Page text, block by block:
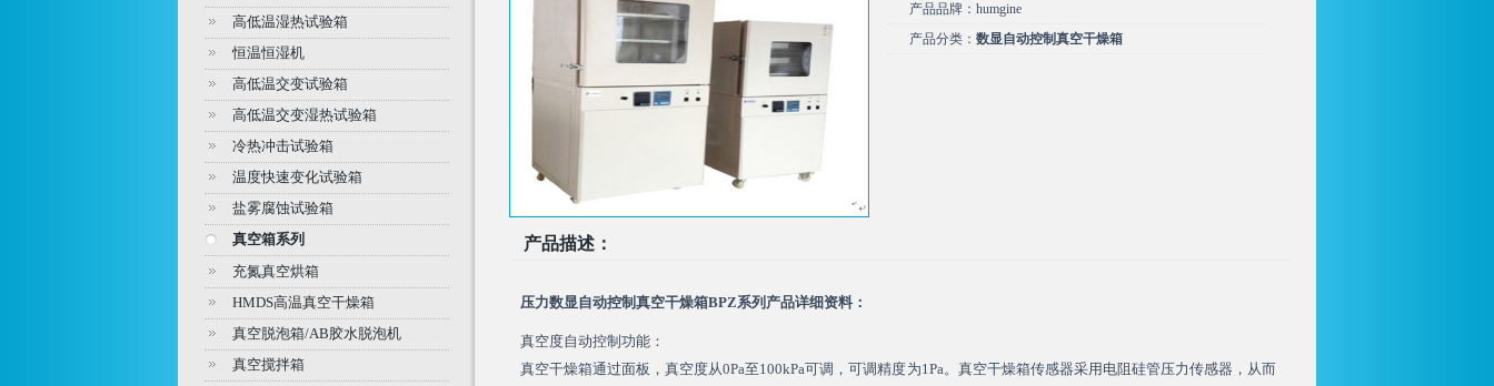
高低温湿热试验箱
恒温恒湿机
高低温交变试验箱
高低温交变湿热试验箱
冷热冲击试验箱
温度快速变化试验箱
盐雾腐蚀试验箱
真空箱系列
充氮真空烘箱
HMDS高温真空干燥箱
真空脱泡箱/AB胶水脱泡机
真空搅拌箱
产品品牌：humgine
产品分类： 数显自动控制真空干燥箱
产品描述：
压力数显自动控制 真空干燥箱BPZ系列产品详细资料：
真空度自动控制功能：
真空干燥箱通过面板，真空度从0Pa至100kPa可调，可调精度为1Pa。真空干燥箱传感器采用电阻硅管压力传感器，从而